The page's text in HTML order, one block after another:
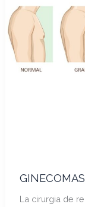
La cirurgia de